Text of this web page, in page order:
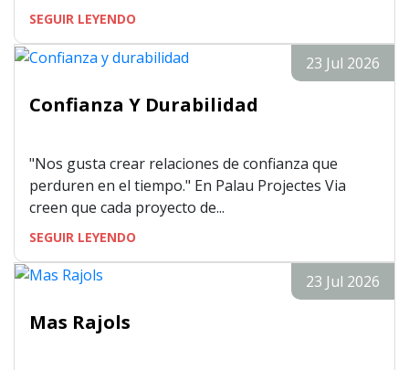
SEGUIR LEYENDO
23 Jul 2026
Confianza Y Durabilidad
"Nos gusta crear relaciones de confianza que
perduren en el tiempo." En Palau Projectes Via
creen que cada proyecto de...
SEGUIR LEYENDO
23 Jul 2026
Mas Rajols